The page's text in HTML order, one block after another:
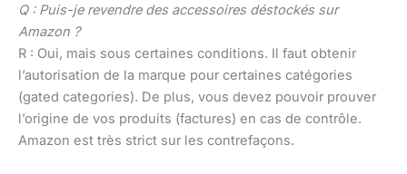
Q : Puis-je revendre des accessoires déstockés sur
Amazon ?
R : Oui, mais sous certaines conditions. Il faut obtenir
l’autorisation de la marque pour certaines catégories
(gated categories). De plus, vous devez pouvoir prouver
l’origine de vos produits (factures) en cas de contrôle.
Amazon est très strict sur les contrefaçons.